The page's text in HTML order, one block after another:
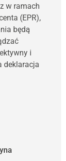
w ramach
(EPR),
będą
i
deklaracja